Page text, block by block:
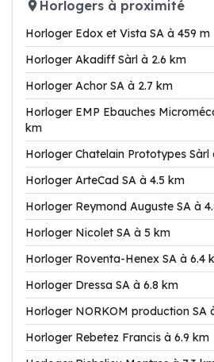
Horlogers à proximité
Horloger Edox et Vista SA à 459 m
Horloger Akadiff Sàrl à 2.6 km
Horloger Achor SA à 2.7 km
Horloger EMP Ebauches
km
Horloger Chatelain Prototypes Sàrl
Horloger ArteCad SA à 4.5 km
Horloger Reymond Auguste SA à
Horloger Nicolet SA à 5 km
Horloger Roventa-Henex SA à 6.4
Horloger Dressa SA à 6.8 km
Horloger NORKOM production SA
Horloger Rebetez Francis à 6.9 km